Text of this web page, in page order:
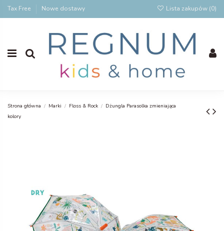
Tax Free Nowe dostawy Lista zakupów (0)
Strona główna Marki Floss & Rock
Dżungla Parasolka zmieniająca
kolory